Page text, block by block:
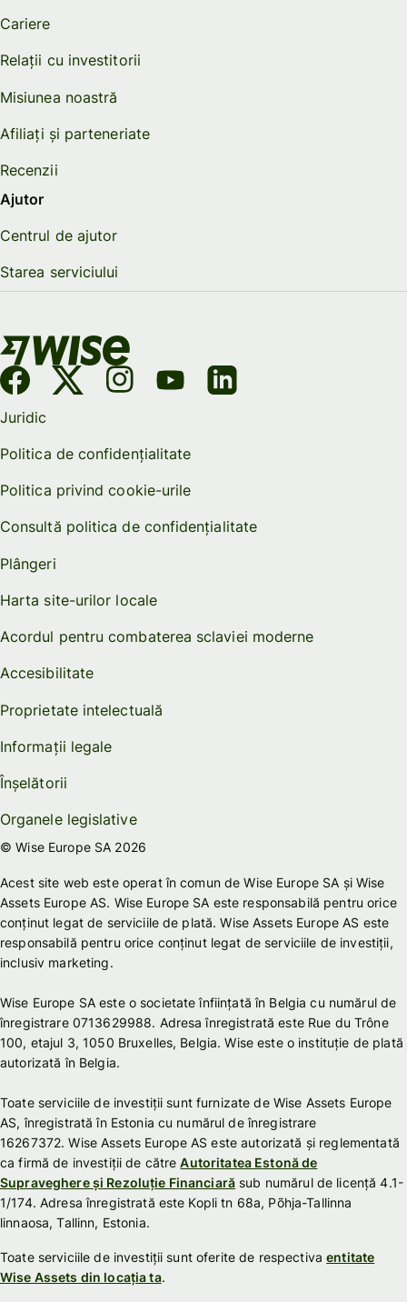
Cariere
Relații cu investitorii
Misiunea noastră
Afiliați și parteneriate
Recenzii
Ajutor
Centrul de ajutor
Starea serviciului
Juridic
Politica de confidențialitate
Politica privind cookie-urile
Consultă politica de confidențialitate
Plângeri
Harta site-urilor locale
Acordul pentru combaterea sclaviei moderne
Accesibilitate
Proprietate intelectuală
Informații legale
Înșelătorii
Organele legislative
© Wise Europe SA 2026
Acest site web este operat în comun de Wise Europe SA și Wise
Assets Europe AS. Wise Europe SA este responsabilă pentru orice
conținut legat de serviciile de plată. Wise Assets Europe AS este
responsabilă pentru orice conținut legat de serviciile de investiții,
inclusiv marketing.
Wise Europe SA este o societate înființată în Belgia cu numărul de
înregistrare 0713629988. Adresa înregistrată este Rue du Trône
100, etajul 3, 1050 Bruxelles, Belgia. Wise este o instituție de plată
autorizată în Belgia.
Toate serviciile de investiții sunt furnizate de Wise Assets Europe
AS, înregistrată în Estonia cu numărul de înregistrare
16267372. Wise Assets Europe AS este autorizată și reglementată
ca firmă de investiții de cătreAutoritatea Estonă de
Supraveghere și Rezoluție Financiară sub numărul de licență 4.1-
1/174. Adresa înregistrată este Kopli tn 68a, Põhja-Tallinna
linnaosa, Tallinn, Estonia.
Toate serviciile de investiții sunt oferite de respectivaentitate
Wise Assets din locația ta.